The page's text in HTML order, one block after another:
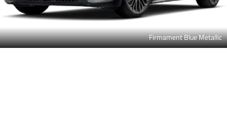
Firmament Blue Metallic